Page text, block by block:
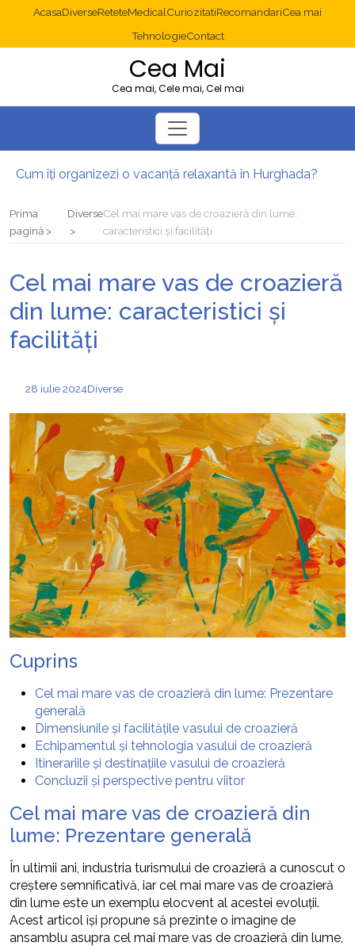
AcasaDiverseReteteMedicalCuriozitatiRecomandariCea mai
TehnologieContact
Cea Mai
Cea mai, Cele mai, Cel mai
Cum îți organizezi o vacanță relaxantă în Hurghada?
Prima
pagină
DiverseCel mai mare vas de croazieră din lume:
caracteristici și facilități
Cel mai mare vas de croazieră
din lume: caracteristici și
facilități
28 iulie 2024Diverse
Cuprins
Cel mai mare vas de croazieră din lume: Prezentare
generală
Dimensiunile și facilitățile vasului de croazieră
Echipamentul și tehnologia vasului de croazieră
Itinerariile și destinațiile vasului de croazieră
Concluzii și perspective pentru viitor
Cel mai mare vas de croazieră din
lume: Prezentare generală
În ultimii ani, industria turismului de croazieră a cunoscut o
creștere semnificativă, iar cel mai mare vas de croazieră
din lume este un exemplu elocvent al acestei evoluții.
Acest articol își propune să prezinte o imagine de
ansamblu asupra cel mai mare vas de croazieră din lume,